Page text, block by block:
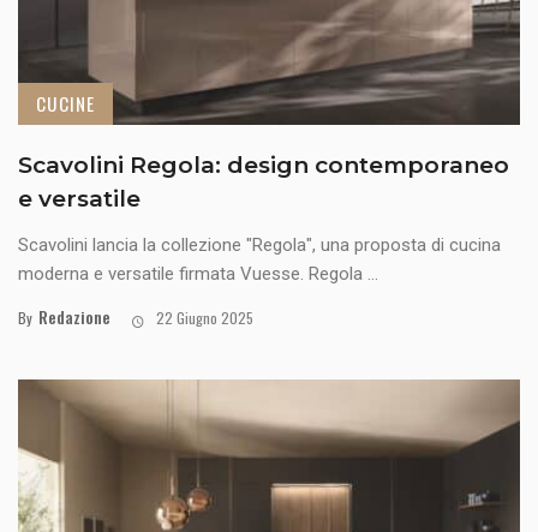
CUCINE
Scavolini Regola: design contemporaneo
e versatile
Scavolini lancia la collezione "Regola", una proposta di cucina
moderna e versatile firmata Vuesse. Regola ...
By Redazione 22 Giugno 2025